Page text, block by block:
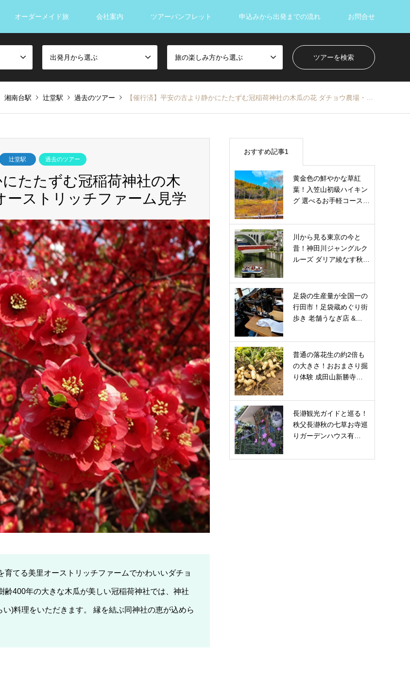
オーダーメイド旅 会社案内 ツアーパンフレット 申込みから出発までの流れ お問合せ
出発月から選ぶ 旅の楽しみ方から選ぶ
湘南台駅 辻堂駅 過去のツアー 【催行済】平安の古より静かにたたずむ冠稲荷神社の木瓜の花 ダチョウ農場・美里オーストリッチファーム見学
辻堂駅 過去のツアー
にたたずむ冠稲荷神社の木
ーストリッチファーム見学
てる美里オーストリッチファームでかわいいダチョ
400年の大きな木瓜が美しい冠稲荷神社では、神社
)料理をいただきます。 縁を結ぶ同神社の恵が込めら
おすすめ記事1
黄金色の鮮やかな草紅
葉！入笠山初級ハイキン
グ 選べるお手軽コース…
川から見る東京の今と
昔！神田川ジャングルク
ルーズ ダリア綾なす秋…
足袋の生産量が全国一の
行田市！足袋蔵めぐり街
歩き 老舗うなぎ店 &…
普通の落花生の約2倍も
の大きさ！おおまさり掘
り体験 成田山新勝寺…
長瀞観光ガイドと巡る！
秩父長瀞秋の七草お寺巡
りガーデンハウス有…